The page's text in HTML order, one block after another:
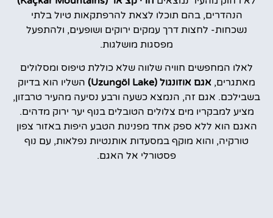
הנהדרים, בהם תוכלו לצאת להרפתקאות טיול בלתי
נשכחות- לחצות דרך עמקים ירוקים ושופעים, ולהתפעל
מפסגות מושלגות.
לאלו המחפשים חוויה שלווה שלא כוללת טיפוס ומסלולים
מאתגרים, אגם אוזונגול (Uzungöl Lake)
השליו הוא בדיוק
בשבילכם. אגם זה, הנמצא כשעה ורבע נסיעה מהעיר טרבזון,
מציע למבקריו מים צלולים הטובלים בנוף יער ירוק מדהים.
האגם הוא ללא ספק אחד מפנינות הטבע היפות באזור צפון
טורקיה, והוא מוקף במסעדות אותנטיות נפלאות, עם נוף
פסטורלי אל האגם.